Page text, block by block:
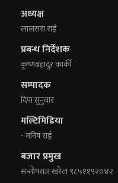
अध्यक्ष
लालसरा राई
प्रबन्ध निर्देशक
कृष्णबहादुर कार्की
सम्पादक
दिपा सुनुवार
मल्टिमिडिया
- मनिष राई
बजार प्रमुख
सन्तोषराज खरेल ९८५११९२०४२